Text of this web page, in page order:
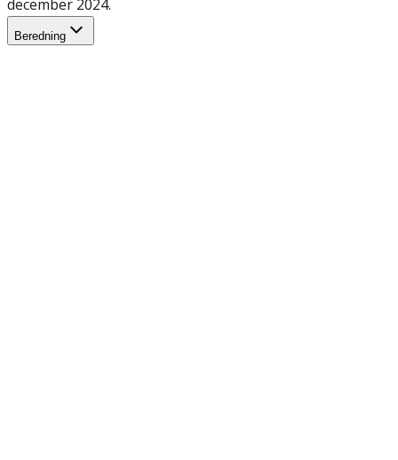
december 2024.
Beredning